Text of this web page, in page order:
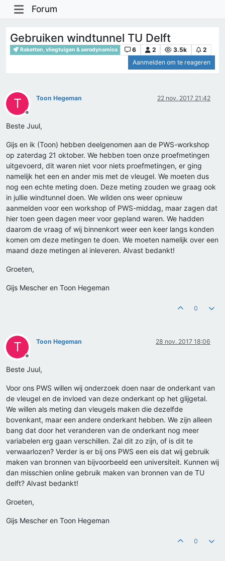
Forum
Gebruiken windtunnel TU Delft
Raketten, vliegtuigen & aerodynamica 6 2 3.5k
2
Aanmelden om te reageren
T
Offline
Toon Hegeman 22 nov. 2017 21:42
Beste Juul,
Gijs en ik (Toon) hebben deelgenomen aan de PWS-workshop
op zaterdag 21 oktober. We hebben toen onze proefmetingen
uitgevoerd, dit waren niet voor niets proefmetingen, er ging
namelijk het een en ander mis met de vleugel. We moeten dus
nog een echte meting doen. Deze meting zouden we graag ook
in jullie windtunnel doen. We wilden ons weer opnieuw
aanmelden voor een workshop of PWS-middag, maar zagen dat
hier toen geen dagen meer voor gepland waren. We hadden
daarom de vraag of wij binnenkort weer een keer langs konden
komen om deze metingen te doen. We moeten namelijk over een
maand deze metingen al inleveren. Alvast bedankt!
Groeten,
Gijs Mescher en Toon Hegeman
0
T
Offline
Toon Hegeman 28 nov. 2017 18:06
Beste Juul,
Voor ons PWS willen wij onderzoek doen naar de onderkant van
de vleugel en de invloed van deze onderkant op het glijgetal.
We willen als meting dan vleugels maken die dezelfde
bovenkant, maar een andere onderkant hebben. We zijn alleen
bang dat door het veranderen van de onderkant nog meer
variabelen erg gaan verschillen. Zal dit zo zijn, of is dit te
verwaarlozen? Verder is er bij ons PWS een eis dat wij gebruik
maken van bronnen van bijvoorbeeld een universiteit. Kunnen wij
dan misschien online gebruik maken van bronnen van de TU
delft? Alvast bedankt!
Groeten,
Gijs Mescher en Toon Hegeman
0